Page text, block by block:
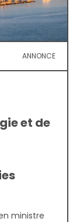
ANNONCE
et de
ministre